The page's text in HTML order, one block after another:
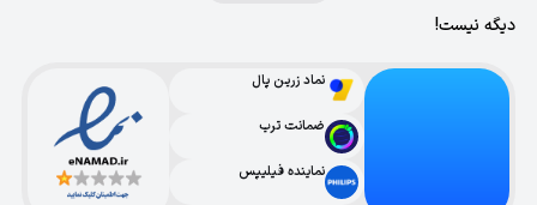
دیگه نیست!
نماد زرین پال
ضمانت ترب
نماینده فیلیپس